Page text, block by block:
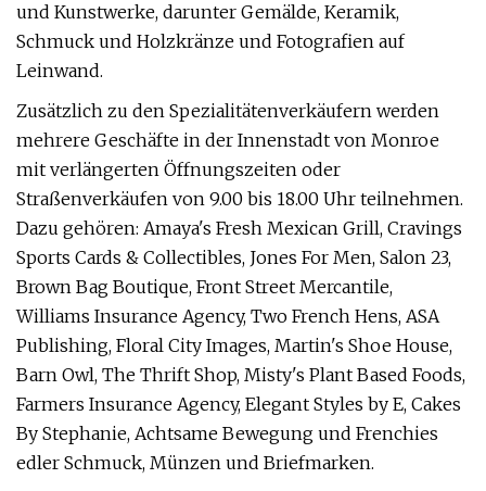
und Kunstwerke, darunter Gemälde, Keramik,
Schmuck und Holzkränze und Fotografien auf
Leinwand.
Zusätzlich zu den Spezialitätenverkäufern werden
mehrere Geschäfte in der Innenstadt von Monroe
mit verlängerten Öffnungszeiten oder
Straßenverkäufen von 9.00 bis 18.00 Uhr teilnehmen.
Dazu gehören: Amaya's Fresh Mexican Grill, Cravings
Sports Cards & Collectibles, Jones For Men, Salon 23,
Brown Bag Boutique, Front Street Mercantile,
Williams Insurance Agency, Two French Hens, ASA
Publishing, Floral City Images, Martin's Shoe House,
Barn Owl, The Thrift Shop, Misty's Plant Based Foods,
Farmers Insurance Agency, Elegant Styles by E, Cakes
By Stephanie, Achtsame Bewegung und Frenchies
edler Schmuck, Münzen und Briefmarken.